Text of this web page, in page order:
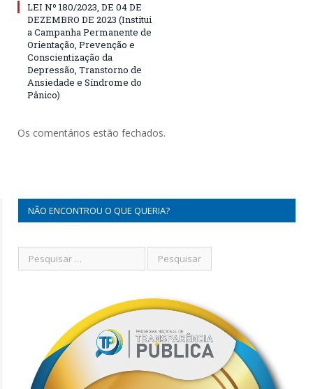
LEI Nº 180/2023, DE 04 DE
DEZEMBRO DE 2023 (Institui
a Campanha Permanente de
Orientação, Prevenção e
Conscientização da
Depressão, Transtorno de
Ansiedade e Síndrome do
Pânico)
Os comentários estão fechados.
NÃO ENCONTROU O QUE QUERIA?